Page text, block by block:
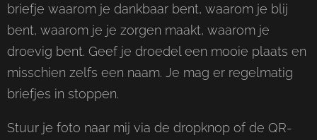
briefje waarom je dankbaar bent, waarom je blij
bent, waarom je je zorgen maakt, waarom je
droevig bent. Geef je droedel een mooie plaats en
misschien zelfs een naam. Je mag er regelmatig
briefjes in stoppen.
Stuur je foto naar mij via de dropknop of de QR-